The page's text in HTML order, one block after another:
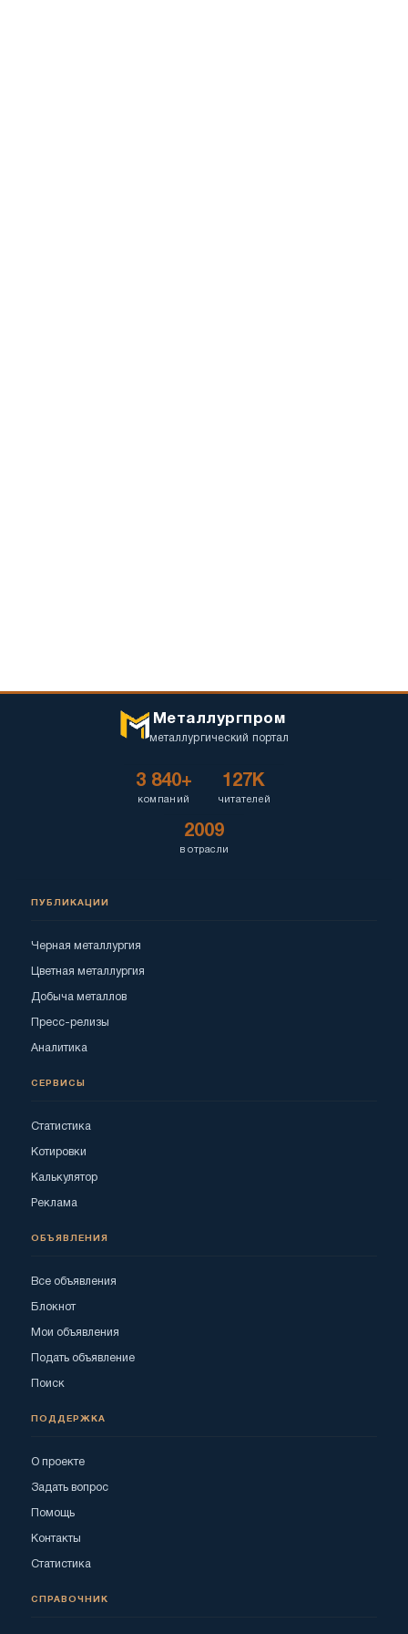
Металлургпром
металлургический портал
3 840+
компаний
127K
читателей
2009
в отрасли
ПУБЛИКАЦИИ
Черная металлургия
Цветная металлургия
Добыча металлов
Пресс-релизы
Аналитика
СЕРВИСЫ
Статистика
Котировки
Калькулятор
Реклама
ОБЪЯВЛЕНИЯ
Все объявления
Блокнот
Мои объявления
Подать объявление
Поиск
ПОДДЕРЖКА
О проекте
Задать вопрос
Помощь
Контакты
Статистика
СПРАВОЧНИК